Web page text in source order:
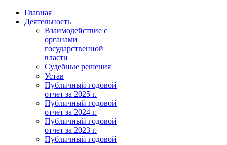
Главная
Деятельность
Взаимодействие с
органами
государственной
власти
Судебные решения
Устав
Публичный годовой
отчет за 2025 г.
Публичный годовой
отчет за 2024 г.
Публичный годовой
отчет за 2023 г.
Публичный годовой